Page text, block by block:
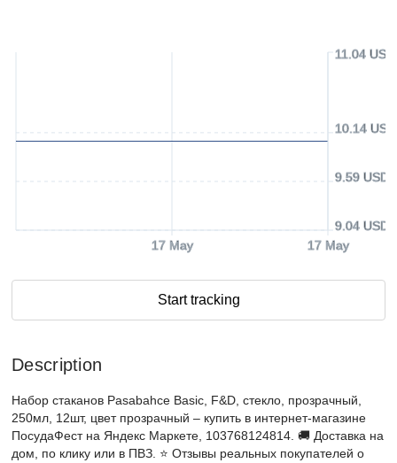
17 May 17 May
9.04 USD
9.59 USD
10.14 USD
11.04 USD
Start tracking
Description
Набор стаканов Pasabahce Basic, F&D, стекло, прозрачный,
250мл, 12шт, цвет прозрачный – купить в интернет-магазине
ПосудаФест на Яндекс Маркете, 103768124814. 🚚 Доставка на
дом, по клику или в ПВЗ. ⭐️ Отзывы реальных покупателей о